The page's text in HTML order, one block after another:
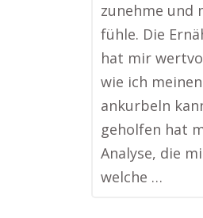
zunehme und
fühle. Die
hat mir
wie ich
ankurbeln
geholfen hat
Analyse, die
welche …